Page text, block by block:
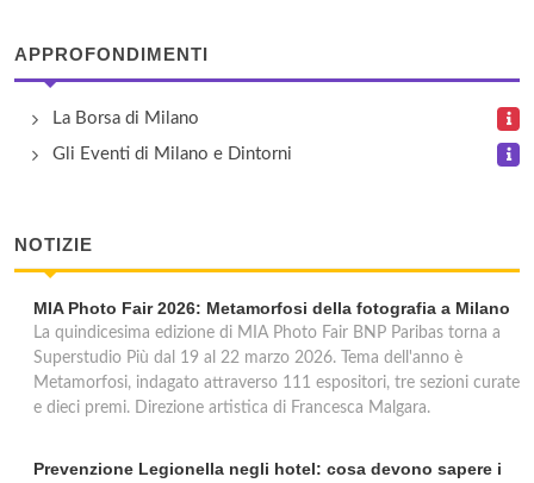
APPROFONDIMENTI
La Borsa di Milano
Gli Eventi di Milano e Dintorni
NOTIZIE
MIA Photo Fair 2026: Metamorfosi della fotografia a Milano
La quindicesima edizione di MIA Photo Fair BNP Paribas torna a
Superstudio Più dal 19 al 22 marzo 2026. Tema dell'anno è
Metamorfosi, indagato attraverso 111 espositori, tre sezioni curate
e dieci premi. Direzione artistica di Francesca Malgara.
Prevenzione Legionella negli hotel: cosa devono sapere i